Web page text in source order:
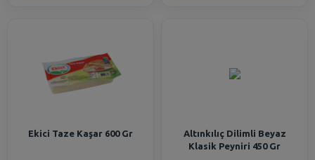
Ekici Taze Kaşar 600 Gr
Altınkılıç Dilimli Beyaz
Klasik Peyniri 450 Gr